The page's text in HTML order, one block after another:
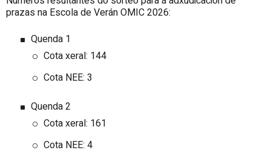
prazas na Escola de Verán OMIC 2026:
Quenda 1
Cota xeral: 144
Cota NEE: 3
Quenda 2
Cota xeral: 161
Cota NEE: 4